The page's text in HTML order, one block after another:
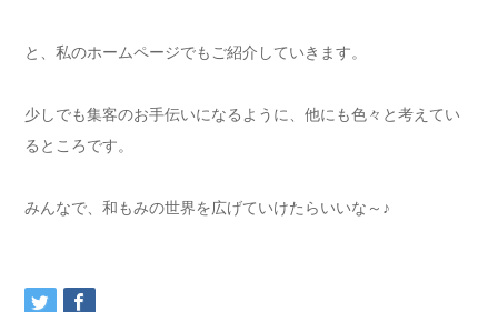
と、私のホームページでもご紹介していきます。
少しでも集客のお手伝いになるように、他にも色々と考えてい
るところです。
みんなで、和もみの世界を広げていけたらいいな～♪